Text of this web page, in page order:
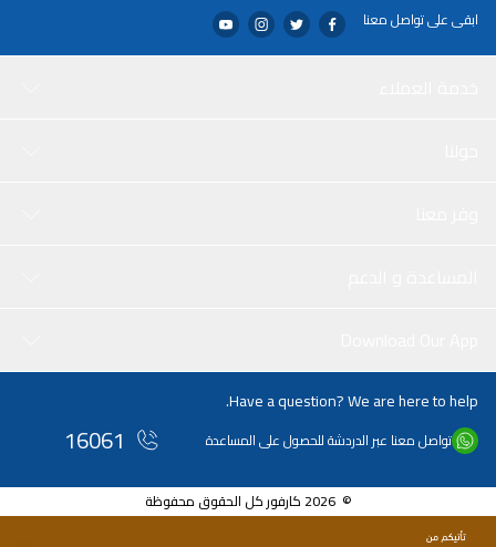
ابقى على تواصل معنا
Have a question? We are here to help.
تواصل معنا عبر الدردشة للحصول على المساعدة 16061
© 2026 كارفور كل الحقوق محفوظة